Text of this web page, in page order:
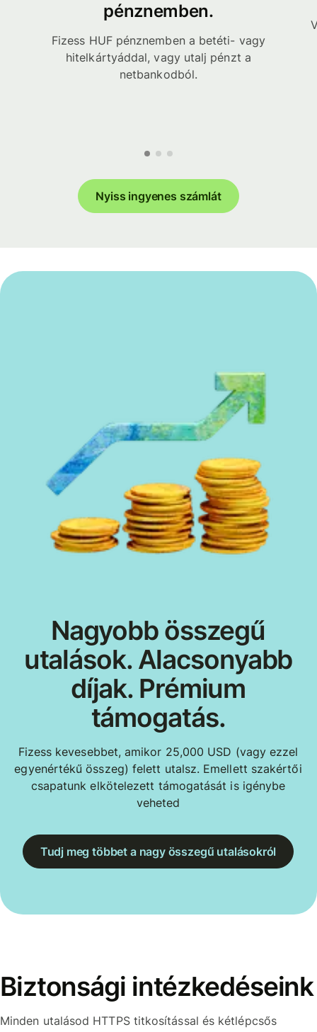
pénznemben.
Fizess HUF pénznemben a betéti- vagy
hitelkártyáddal, vagy utalj pénzt a
netbankodból.
Nyiss ingyenes számlát
Nagyobb összegű
utalások. Alacsonyabb
díjak. Prémium
támogatás.
Fizess kevesebbet, amikor 25,000 USD (vagy ezzel
egyenértékű összeg) felett utalsz. Emellett szakértői
csapatunk elkötelezett támogatását is igénybe
veheted
Tudj meg többet a nagy összegű utalásokról
Biztonsági intézkedéseink
Minden utalásod HTTPS titkosítással és kétlépcsős